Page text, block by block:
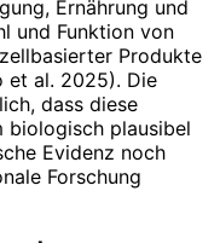
Ernährung und
und Funktion von
Produkte
et al. 2025). Die
dass diese
biologisch plausibel
Evidenz noch
Forschung